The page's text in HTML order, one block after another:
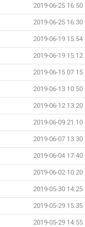
2019-06-25 16:50
2019-06-25 16:30
2019-06-19 15:54
2019-06-19 15:12
2019-06-15 07:15
2019-06-13 10:50
2019-06-12 13:20
2019-06-09 21:10
2019-06-07 13:30
2019-06-04 17:40
2019-06-02 10:20
2019-05-30 14:25
2019-05-29 15:35
2019-05-29 14:55